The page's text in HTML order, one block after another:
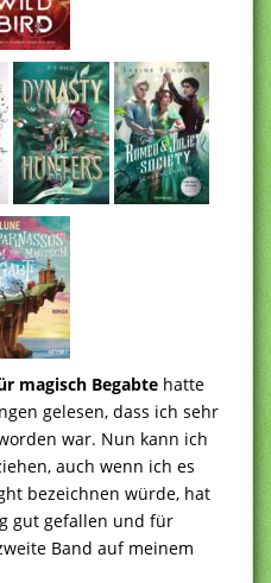
magisch Begabte hatte
gelesen, dass ich sehr
war. Nun kann ich
auch wenn ich es
bezeichnen würde, hat
gut gefallen und für
Band auf meinem